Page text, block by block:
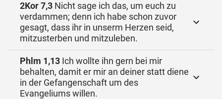
2Kor 7,3 Nicht sage ich das, um euch zu
verdammen; denn ich habe schon zuvor
gesagt, dass ihr in unserm Herzen seid,
mitzusterben und mitzuleben.
Phlm 1,13 Ich wollte ihn gern bei mir
behalten, damit er mir an deiner statt diene
in der Gefangenschaft um des
Evangeliums willen.